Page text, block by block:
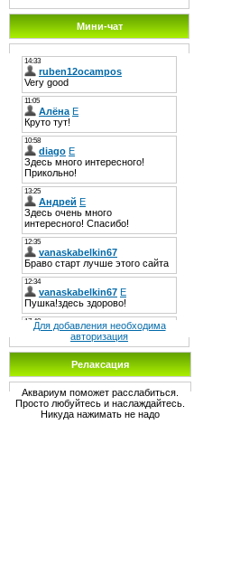
Мини-чат
Для добавления необходима
авторизация
Релаксация
Аквариум поможет расслабиться.
Просто любуйтесь и наслаждайтесь.
Никуда нажимать не надо